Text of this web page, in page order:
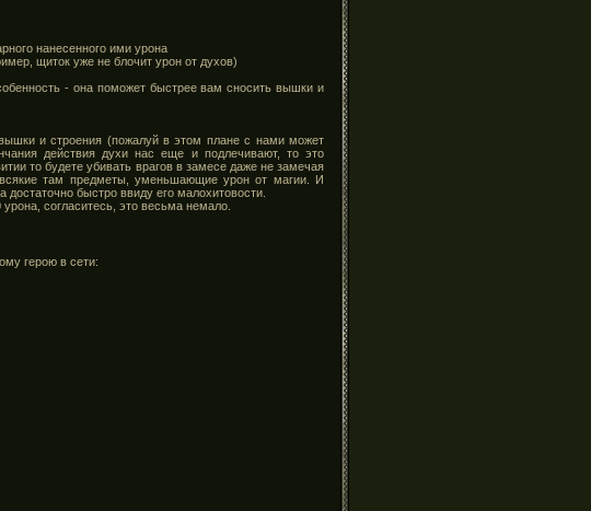
нанесенного ими урона
щиток уже не блочит урон от духов)
- она поможет быстрее вам сносить вышки и
и строения (пожалуй в этом плане с нами может
действия духи нас еще и подлечивают, то это
то будете убивать врагов в замесе даже не замечая
всякие там предметы, уменьшающие урон от магии. И
быстро ввиду его малохитовости.
согласитесь, это весьма немало.
герою в сети: